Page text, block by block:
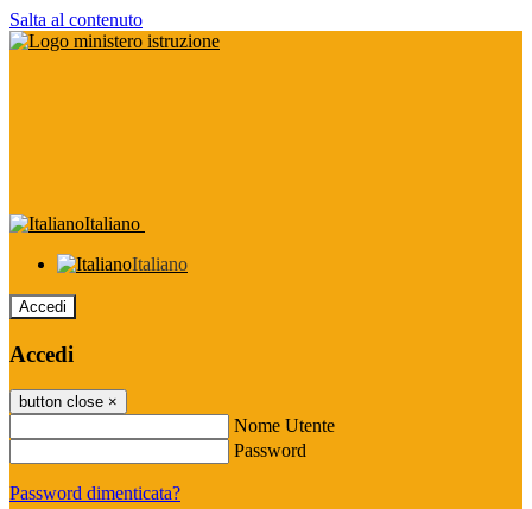
Salta al contenuto
Italiano
Italiano
Accedi
Accedi
button close ×
Nome Utente
Password
Password dimenticata?